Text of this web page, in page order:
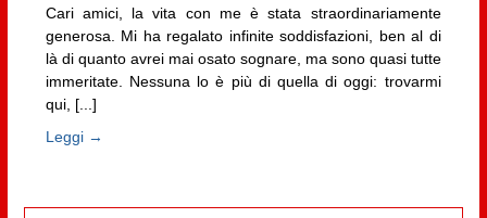
Cari amici, la vita con me è stata straordinariamente
generosa. Mi ha regalato infinite soddisfazioni, ben al di
là di quanto avrei mai osato sognare, ma sono quasi tutte
immeritate. Nessuna lo è più di quella di oggi: trovarmi
qui, [...]
Leggi →